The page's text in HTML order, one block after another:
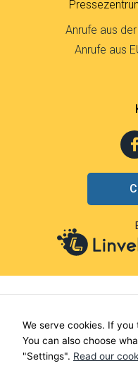
Anrufe aus
Anrufe aus
a
We serve cookies. If
You can also choose
"Settings". Read our